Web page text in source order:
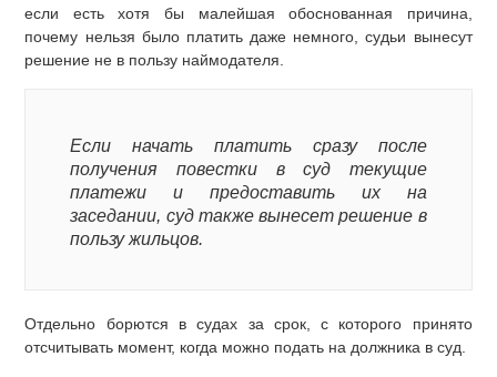
если есть хотя бы малейшая обоснованная причина,
почему нельзя было платить даже немного, судьи вынесут
решение не в пользу наймодателя.
Если начать платить сразу после
получения повестки в суд текущие
платежи и предоставить их на
заседании, суд также вынесет решение в
пользу жильцов.
Отдельно борются в судах за срок, с которого принято
отсчитывать момент, когда можно подать на должника в суд.